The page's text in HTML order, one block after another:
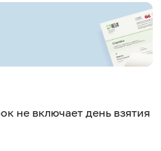
не включает день взятия